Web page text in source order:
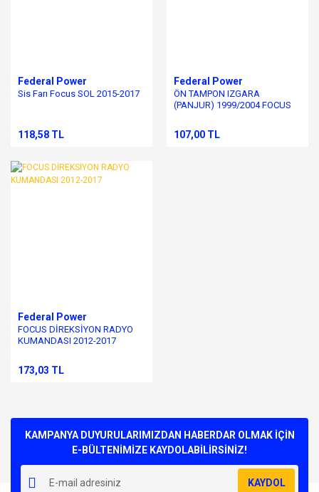
Federal Power
Sis Farı Focus SOL 2015-2017
118,58 TL
Federal Power
ÖN TAMPON IZGARA
(PANJUR) 1999/2004 FOCUS
107,00 TL
Federal Power
FOCUS DİREKSİYON RADYO
KUMANDASI 2012-2017
173,03 TL
KAMPANYA DUYURULARIMIZDAN HABERDAR OLMAK İÇİN
E-BÜLTENİMİZE KAYDOLABİLİRSİNİZ!
KAYDOL